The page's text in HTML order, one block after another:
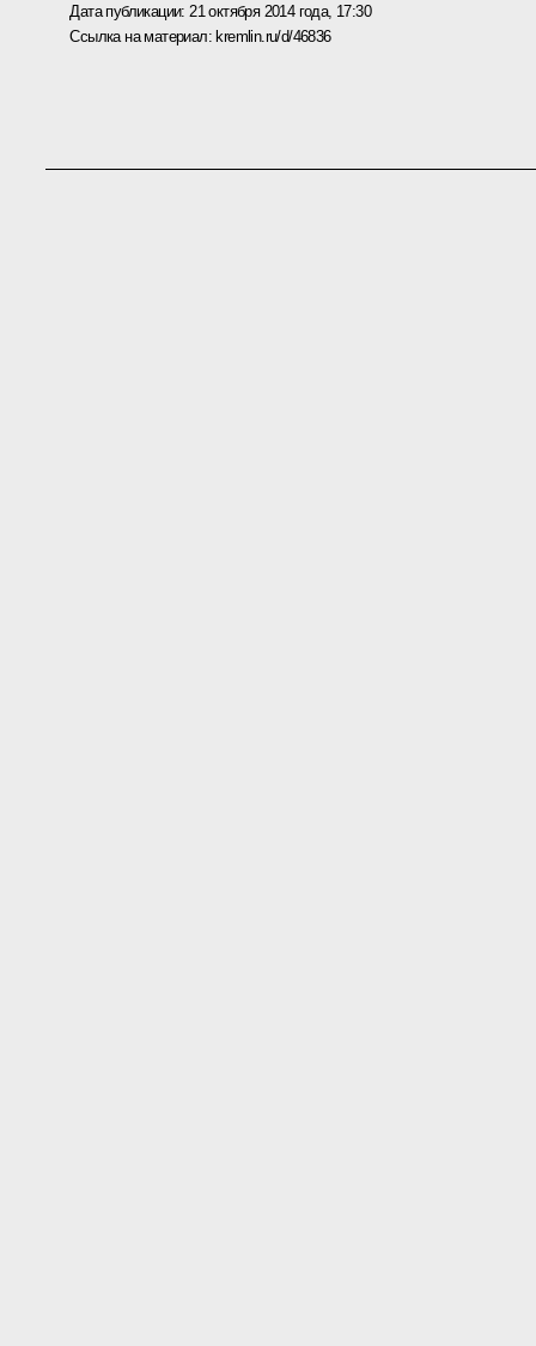
Дата публикации: 21 октября 2014 года, 17:30
Ссылка на материал: kremlin.ru/d/46836